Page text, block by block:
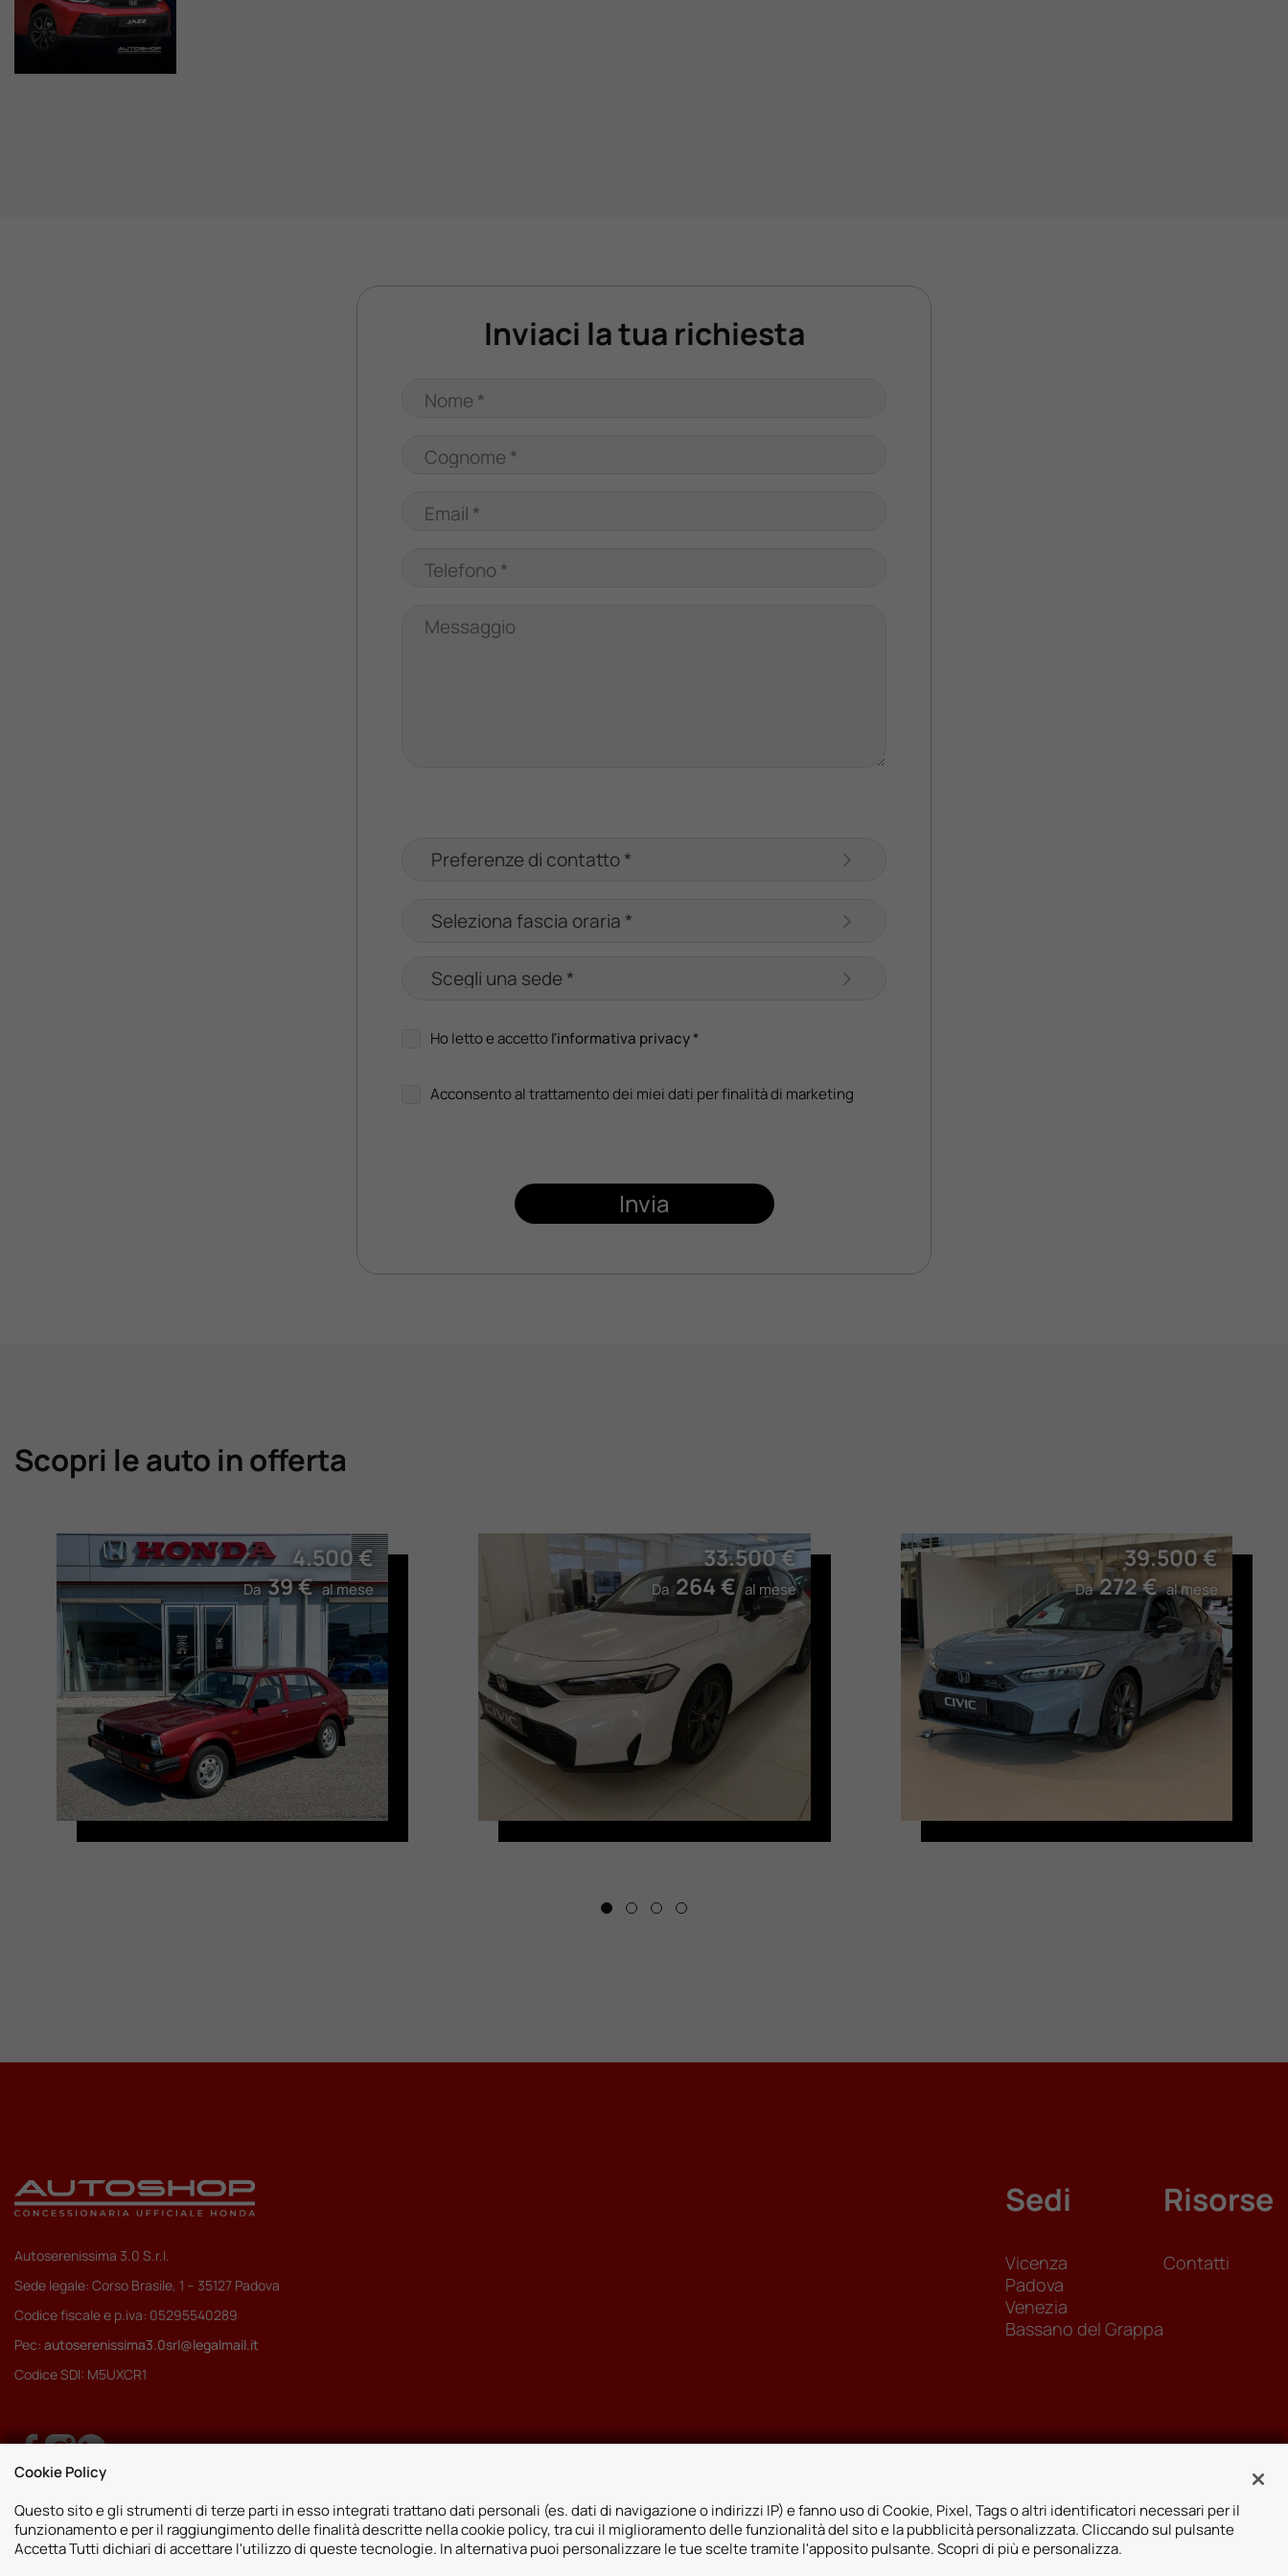
Valuta Il Tuo Usato
Inviaci la tua richiesta
Nome *
Cognome *
Email *
Telefono *
Messaggio
Ho letto e accettol'informativa privacy*
Acconsento al trattamento dei miei dati per finalità di marketing
Invia
Scopri le auto in offerta
4.500 €
Da39 €al mese
33.500 €
Da 264 €al mese
39.500 €
Da272 €al mese
Autoserenissima 3.0 S.r.l.
Sede legale: Corso Brasile, 1 – 35127 Padova
Codice fiscale e p.iva: 05295540289
Pec: autoserenissima3.0srl@legalmail.it
Codice SDI: M5UXCR1
Sedi
Vicenza
Padova
Venezia
Bassano del Grappa
Risorse
Contatti
Cookie Policy
Questo sito e gli strumenti di terze parti in esso integrati trattano dati personali (es. dati di navigazione o indirizzi IP) e fanno uso di Cookie, Pixel, Tags o altri identificatori necessari per il
funzionamento e per il raggiungimento delle finalità descritte nella cookie policy, tra cui il miglioramento delle funzionalità del sito e la pubblicità personalizzata. Cliccando sul pulsante
Accetta Tutti dichiari di accettare l'utilizzo di queste tecnologie. In alternativa puoi personalizzare le tue scelte tramite l'apposito pulsante. Scopri di più e personalizza.